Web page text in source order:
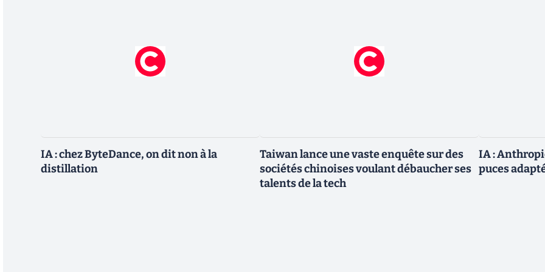
IA : chez ByteDance, on dit non à la
distillation
Taiwan lance une vaste enquête sur des
sociétés chinoises voulant débaucher ses
talents de la tech
IA :
puces